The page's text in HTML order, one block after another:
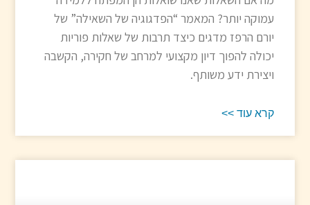
עמוקה יותר? המאמר “הפדגוגיה של השאילה” של
יורם הרפז מדגים כיצד תרבות של שאלות פוריות
יכולה להפוך דיון מקצועי למרחב של חקירה, הקשבה
ויצירת ידע משותף.
קרא עוד >>